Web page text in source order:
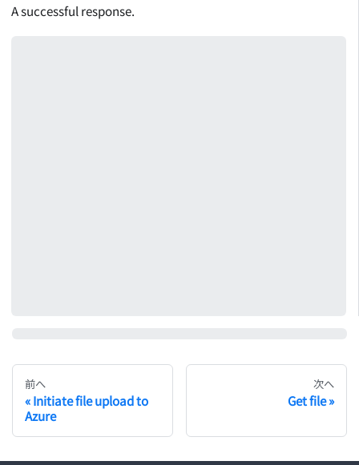
A successful response.
前へ
Initiate file upload to
Azure
次へ
Get file